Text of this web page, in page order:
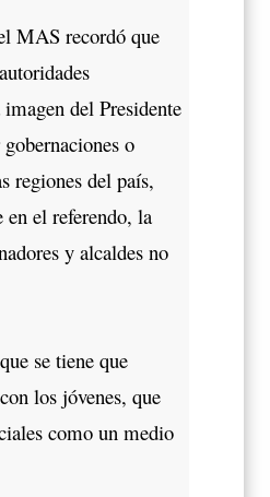
MAS recordó que
del Presidente
o
regiones del país,
en el referendo, la
y alcaldes no
se tiene que
los jóvenes, que
como un medio